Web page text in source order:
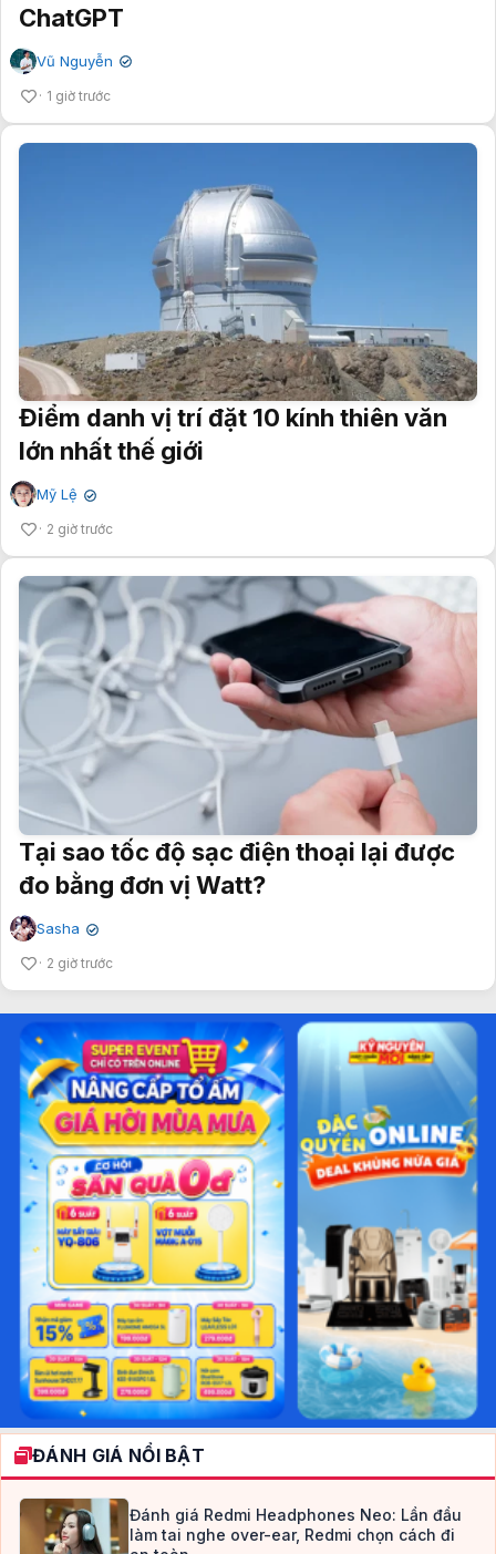
ChatGPT
Vũ Nguyễn ✔
1 giờ trước
Điểm danh vị trí đặt 10 kính thiên văn
lớn nhất thế giới
Mỹ Lệ ✔
2 giờ trước
Tại sao tốc độ sạc điện thoại lại được
đo bằng đơn vị Watt?
Sasha ✔
2 giờ trước
ĐÁNH GIÁ NỔI BẬT
Đánh giá Redmi Headphones Neo: Lần đầu
làm tai nghe over-ear, Redmi chọn cách đi